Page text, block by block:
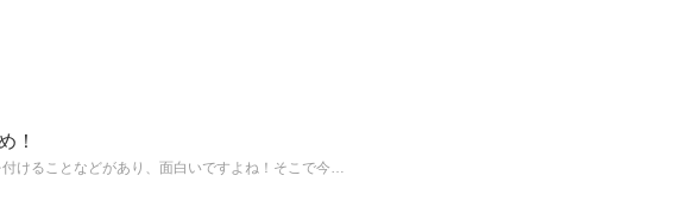
！
けることなどがあり、面白いですよね！そこで今…